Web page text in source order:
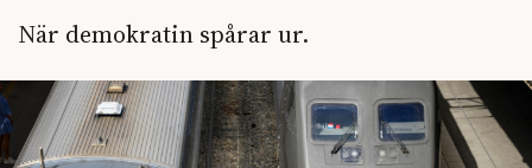
När demokratin spårar ur.